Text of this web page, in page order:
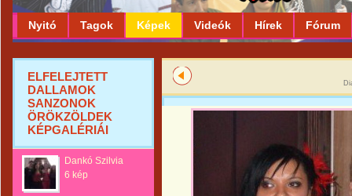
Nyitó Tagok Képek Videók Hírek Fórum
ELFELEJTETT
DALLAMOK
SANZONOK
ÖRÖKZÖLDEK
KÉPGALÉRIÁI
Dankó Szilvia
6 kép